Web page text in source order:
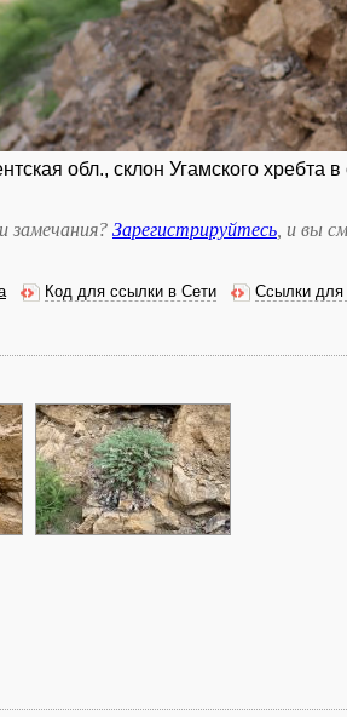
обл., склон Угамского хребта
замечания? Зарегистрируйтесь , и вы
Код для ссылки в Сети Ссылки для